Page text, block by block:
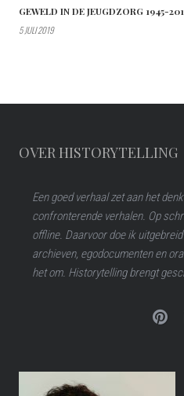
GEWELD IN DE JEUGDZORG 1945-
5 JULI 2019
OVER HISTORYTELLING
Een goed verhaal zet aan het
confronterende verhalen. Op
offline. Daarvoor doe ik
archieven, egodocumenten en
het om. Historytelling brengt